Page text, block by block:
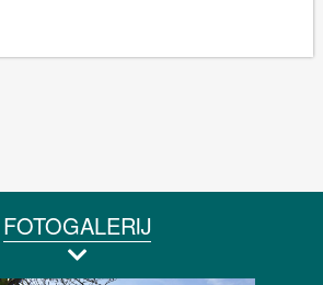
FOTOGALERIJ